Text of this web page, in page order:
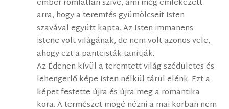
ember romlatlan szíve, ami még emlékezett
arra, hogy a teremtés gyümölcseit Isten
szavával együtt kapta. Az Isten immanens
istene volt világának, de nem volt azonos vele,
ahogy ezt a panteisták tanítják.
Az Édenen kívül a teremtett világ szédületes és
lehengerlő képe Isten nélkül tárul elénk. Ezt a
képet festette újra és újra meg a romantika
kora. A természet mögé nézni a mai korban nem